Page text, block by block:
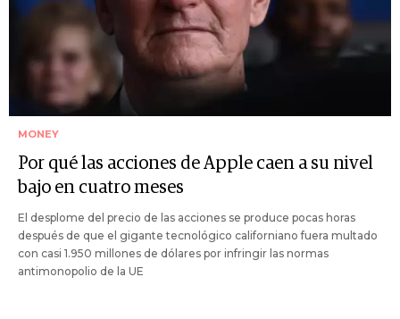
MONEY
Por qué las acciones de Apple caen a su nivel
bajo en cuatro meses
El desplome del precio de las acciones se produce pocas horas
después de que el gigante tecnológico californiano fuera multado
con casi 1.950 millones de dólares por infringir las normas
antimonopolio de la UE